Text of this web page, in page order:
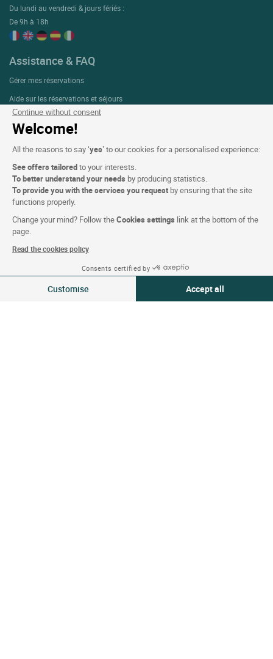
Continue without consent
Welcome!
All the reasons to say ‘yes’ to our cookies for a personalised experience:
See offers tailoredto your interests.
To better understand your needs by producing statistics.
To provide you with the services you request by ensuring that the site
functions properly.
Change your mind? Follow theCookies settings link at the bottom of the
page.
Read the cookies policy
Consents certified by
Customise Accept all
06-07 Aoû 2026
2 voyageurs | 1 chambre
Du lundi au vendredi & jours fériés :
De 9h à 18h
Assistance & FAQ
Gérer mes réservations
Aide sur les réservations et séjours
Aide sur le programme de fidélité ETIK
Nous contacter
A propos
Qui sommes-nous ?
Extranet hotel
Adhésion hôtels
Cartes cadeaux
Logis Recrute